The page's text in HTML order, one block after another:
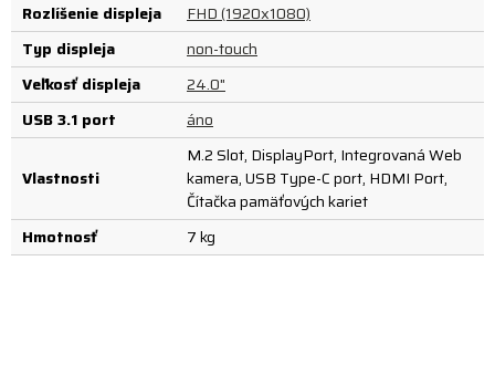
Rozlíšenie displeja
FHD (1920x1080)
Typ displeja
non-touch
Veľkosť displeja
24.0"
USB 3.1 port
áno
Vlastnosti
M.2 Slot, DisplayPort, Integrovaná Web
kamera, USB Type-C port, HDMI Port,
Čítačka pamäťových kariet
Hmotnosť
7 kg